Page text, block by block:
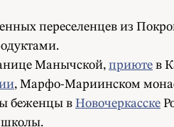
переселенцев из
Манычской, приюте в
, Марфо-Мариинском
беженцы в Новочеркасске
школы.